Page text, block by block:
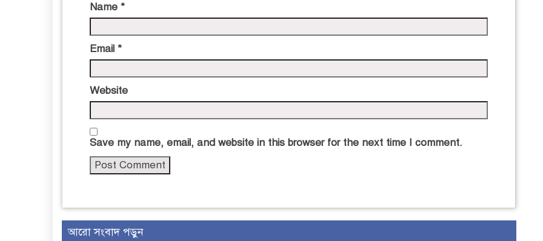
Name *
Email *
Website
Save my name, email, and website in this browser for the next time I comment.
আরো সংবাদ পড়ুন